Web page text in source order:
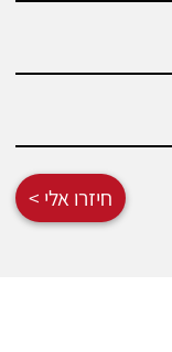
חיזרו אלי >